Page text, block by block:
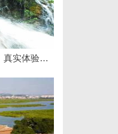
深入解析达龄Reju28好不好：真实体验与专业评测全方位揭秘